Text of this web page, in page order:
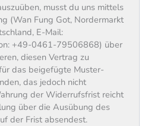
musst du uns mittels
(Wan Fung Got, Nordermarkt
E-Mail:
+49-0461-79506868) über
diesen Vertrag zu
das beigefügte Muster-
das jedoch nicht
der Widerrufsfrist reicht
über die Ausübung des
der Frist absendest.